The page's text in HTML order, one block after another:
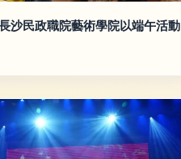
沙民政職院藝術學院以端午活動